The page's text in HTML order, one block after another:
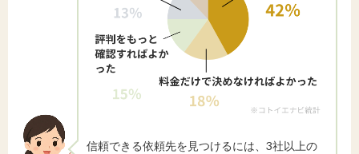
信頼できる依頼先を見つけるには、3社以上の